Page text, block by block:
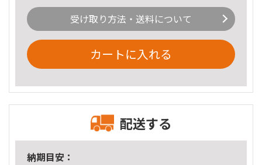
受け取り方法・送料について
カートに入れる
配送する
納期目安：